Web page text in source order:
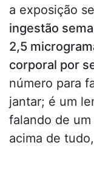
a exposição
ingestão
2,5
corporal por
número para
jantar; é um
falando de
acima de